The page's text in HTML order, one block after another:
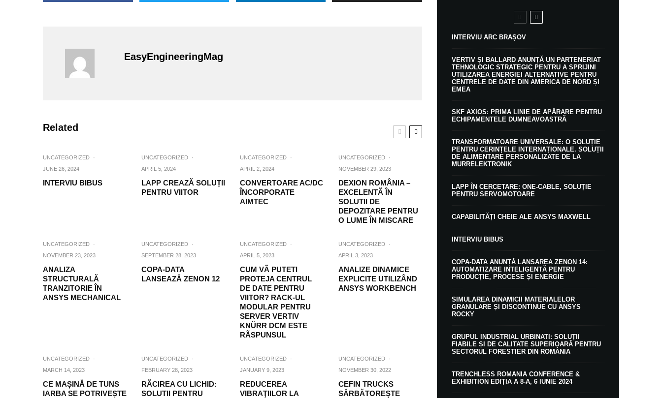
EasyEngineeringMag
Related
UNCATEGORIZED
·
JUNE 26, 2024
INTERVIU BIBUS
UNCATEGORIZED
·
APRIL 5, 2024
LAPP CREAZĂ SOLUȚII
PENTRU VIITOR
UNCATEGORIZED
·
APRIL 2, 2024
CONVERTOARE AC/DC
ÎNCORPORATE
AIMTEC
UNCATEGORIZED
·
NOVEMBER 29, 2023
DEXION ROMÂNIA –
EXCELENTÃ ÎN
SOLUTII DE
DEPOZITARE PENTRU
O LUME ÎN MISCARE
UNCATEGORIZED
·
NOVEMBER 23, 2023
ANALIZA
STRUCTURALĂ
TRANZITORIE ÎN
ANSYS MECHANICAL
UNCATEGORIZED
·
SEPTEMBER 28, 2023
COPA-DATA
LANSEAZĂ ZENON 12
UNCATEGORIZED
·
APRIL 5, 2023
CUM VÃ PUTETI
PROTEJA CENTRUL
DE DATE PENTRU
VIITOR? RACK-UL
MODULAR PENTRU
SERVER VERTIV
KNÜRR DCM ESTE
RÃSPUNSUL
UNCATEGORIZED
·
APRIL 3, 2023
ANALIZE DINAMICE
EXPLICITE UTILIZÂND
ANSYS WORKBENCH
UNCATEGORIZED
·
MARCH 14, 2023
CE MAȘINĂ DE TUNS
IARBA SE POTRIVEȘTE
UNCATEGORIZED
·
FEBRUARY 28, 2023
RÃCIREA CU LICHID:
SOLUTII PENTRU
UNCATEGORIZED
·
JANUARY 9, 2023
REDUCEREA
VIBRAŢIILOR LA
UNCATEGORIZED
·
NOVEMBER 30, 2022
CEFIN TRUCKS
SĂRBĂTOREȘTE
INTERVIU ARC BRAȘOV
VERTIV ȘI BALLARD ANUNȚĂ UN PARTENERIAT
TEHNOLOGIC STRATEGIC PENTRU A SPRIJINI
UTILIZAREA ENERGIEI ALTERNATIVE PENTRU
CENTRELE DE DATE DIN AMERICA DE NORD ȘI
EMEA
SKF AXIOS: PRIMA LINIE DE APĂRARE PENTRU
ECHIPAMENTELE DUMNEAVOASTRĂ
TRANSFORMATOARE UNIVERSALE: O SOLUȚIE
PENTRU CERINȚELE INTERNAȚIONALE. SOLUȚII
DE ALIMENTARE PERSONALIZATE DE LA
MURRELEKTRONIK
LAPP ÎN CERCETARE: ONE-CABLE, SOLUȚIE
PENTRU SERVOMOTOARE
CAPABILITĂȚI CHEIE ALE ANSYS MAXWELL
INTERVIU BIBUS
COPA-DATA ANUNȚĂ LANSAREA ZENON 14:
AUTOMATIZARE INTELIGENTĂ PENTRU
PRODUCȚIE, PROCESE ȘI ENERGIE
SIMULAREA DINAMICII MATERIALELOR
GRANULARE ȘI DISCONTINUE CU ANSYS
ROCKY
GRUPUL INDUSTRIAL URBINATI: SOLUȚII
FIABILE ȘI DE CALITATE SUPERIOARĂ PENTRU
SECTORUL FORESTIER DIN ROMÂNIA
TRENCHLESS ROMANIA CONFERENCE &
EXHIBITION EDIȚIA A 8-A, 6 IUNIE 2024